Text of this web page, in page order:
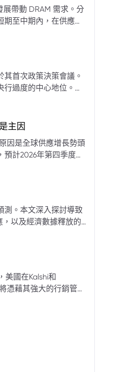
帶動 DRAM 需求。分
至中期內，在供應受
首次政策決策會議。
過度的中心地位。他
經濟基本面的關注。
主因
因是全球供應增長勢頭
計2026年第四季度布
量提升，加上需求端
已存在的供過於求而
及140美元。相對地，
年則可能降至每桶60
測。本文深入探討導致
以及經濟數據釋放的
前「逢低買入」策略
美國在Kalshi和
憑藉其強大的行銷管